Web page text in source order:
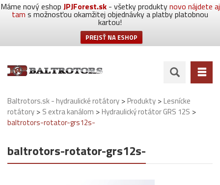
Máme nový eshop JPJForest.sk- všetky produktynovo nájdete aj
tam s možnosťou okamžitej objednávky a platby platobnou
kartou!
PREJSŤ NA ESHOP
Baltrotors.sk - hydraulické rotátory >Produkty >Lesnícke
rotátory > S extra kanálom >Hydraulický rotátor GRS 12S >
baltrotors-rotator-grs12s-
baltrotors-rotator-grs12s-